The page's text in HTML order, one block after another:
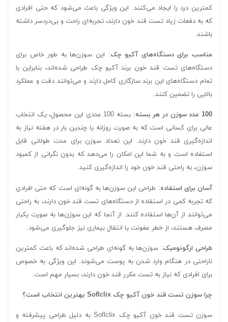
کمترین درد را ایجاد می‌کنند. این ویژگی باعث می‌شود که حتی افرادی
که به دفعات زیاد تست قند خون دارند، تجربه‌ای راحت و بی‌دردسر داشته
باشند.
مناسب برای دستگاه‌های آکیو چک: این سوزن‌ها به طور خاص برای
دستگاه‌های تست قند خون برند آکیو چک طراحی شده‌اند، بنابراین با
تمام دستگاه‌های این برند سازگاری کامل دارند و می‌توانند دقت و عملکرد
بالایی را تضمین کنند.
100 عدد سوزن در هر بسته
: بسته 100 عددی این محصول، یک انتخاب
عالی برای کسانی است که به صورت روزانه یا چندین بار در هفته نیاز به
اندازه‌گیری قند خون دارند. این تعداد سوزن برای مدت طولانی قابل
استفاده است و به شما این امکان را می‌دهد که بدون نگرانی از کمبود
سوزن، به راحتی قند خون خود را اندازه‌گیری کنید.
آسان برای استفاده: طراحی این سوزن‌ها به گونه‌ای است که حتی افرادی
که تجربه کمی در استفاده از دستگاه‌های تست قند خون دارند، به راحتی
می‌توانند از آن‌ها استفاده کنند. از آنجا که این سوزن‌ها به صورت یکبار
مصرف هستند، از خطر عفونت یا انتقال بیماری نیز جلوگیری می‌شود.
طراحی ارگونومیک: سوزن‌ها به گونه‌ای طراحی شده‌اند که باعث کمترین
ناراحتی در هنگام وارد شدن به پوست می‌شوند. این ویژگی به خصوص
برای افرادی که نیاز به تست مکرر قند خون دارند، بسیار مهم است.
چرا سوزن تست قند خون آکیو چک Soflclix بهترین انتخاب است؟
سوزن تست قند خون آکیو چک Soflclix به دلیل طراحی پیشرفته و